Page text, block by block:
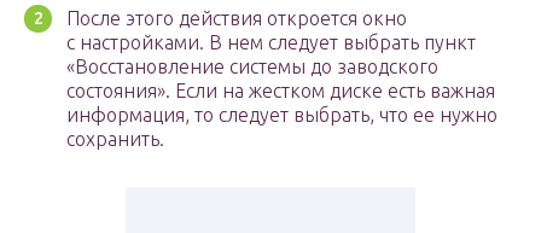
После этого действия откроется окно
с настройками. В нем следует выбрать пункт
«Восстановление системы до заводского
состояния». Если на жестком диске есть важная
информация, то следует выбрать, что ее нужно
сохранить.